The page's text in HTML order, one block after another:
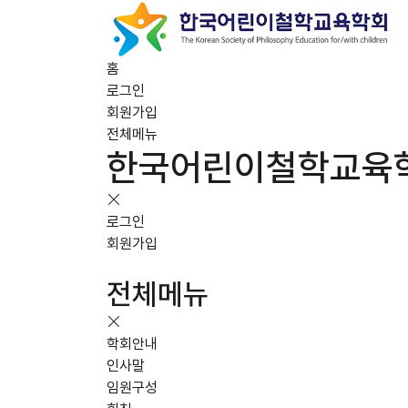
홈
로그인
회원가입
전체메뉴
한국어린이철학교육
로그인
회원가입
전체메뉴
학회안내
인사말
임원구성